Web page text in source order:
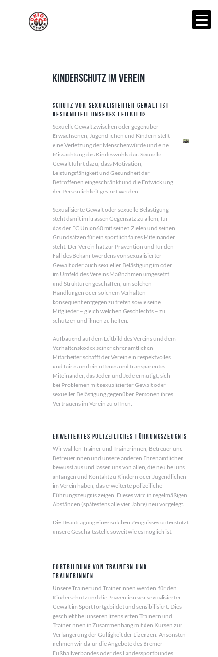
Kinderschutz im Verein
Schutz vor sexualisierter Gewalt ist
Bestandteil unseres Leitbilds
Sexuelle Gewalt zwischen oder gegenüber
Erwachsenen, Jugendlichen und Kindern stellt
eine Verletzung der Menschenwürde und eine
Missachtung des Kindeswohls dar. Sexuelle
Gewalt führt dazu, dass Motivation,
Leistungsfähigkeit und Gesundheit der
Betroffenen eingeschränkt und die Entwicklung
der Persönlichkeit gestört werden.
Sexualisierte Gewalt oder sexuelle Belästigung
steht damit im krassen Gegensatz zu allem, für
das der FC Union60 mit seinen Zielen und seinen
Grundsätzen für ein sportlich faires Miteinander
steht. Der Verein hat zur Prävention und für den
Fall des Bekanntwerdens von sexualisierter
Gewalt oder auch sexueller Belästigung im oder
im Umfeld des Vereins Maßnahmen umgesetzt
und Strukturen geschaffen, um solchen
Handlungen oder solchem Verhalten
konsequent entgegen zu treten sowie seine
Mitglieder – gleich welchen Geschlechts – zu
schützen und ihnen zu helfen.
Aufbauend auf dem Leitbild des Vereins und dem
Verhaltenskodex seiner ehrenamtlichen
Mitarbeiter schafft der Verein ein respektvolles
und faires und ein offenes und transparentes
Miteinander, das Jeden und Jede ermutigt, sich
bei Problemen mit sexualisierter Gewalt oder
sexueller Belästigung gegenüber Personen ihres
Vertrauens im Verein zu öffnen.
Erweitertes polizeiliches Führungszeugnis
Wir wählen Trainer und Trainerinnen, Betreuer und
Betreuerinnen und unsere anderen Ehrenamtlichen
bewusst aus und lassen uns von allen, die neu bei uns
anfangen und Kontakt zu Kindern oder Jugendlichen
im Verein haben, das erweiterte polizeiliche
Führungszeugnis zeigen. Dieses wird in regelmäßigen
Abständen (spätestens alle vier Jahre) neu vorgelegt.
Die Beantragung eines solchen Zeugnisses unterstützt
unsere Geschäftsstelle soweit wie es möglich ist.
Fortbildung von Trainern und
Trainerinnen
Unsere Trainer und Trainerinnen werden für den
Kinderschutz und die Prävention vor sexualisierter
Gewalt im Sport fortgebildet und sensibilisiert. Dies
geschieht bei unseren lizensierten Trainern und
Trainerinnen in Zusammenhang mit den Kursen zur
Verlängerung der Gültigkeit der Lizenzen. Ansonsten
nehmen wir dafür die Angebote des Bremer
Fußballverbandes oder des Landessportbundes